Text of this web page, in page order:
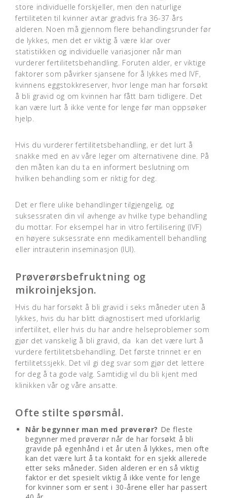
store individuelle forskjeller, men den naturlige
fertiliteten til kvinner avtar gradvis fra 36-37 års
alderen. Noen må gjennom flere behandlingsrunder før
de lykkes, men det er viktig å være klar over
statistikken og individuelle variasjoner når man
vurderer fertilitetsbehandling. Foruten alder, er viktige
faktorer som påvirker sjansene for å lykkes med IVF,
kvinnens eggstokkreserver, hvor lenge man har forsøkt
å bli gravid og om kvinnen har fått barn tidligere. Det
kan være lurt å ikke vente for lenge før man oppsøker
hjelp.
Hvis du vurderer fertilitetsbehandling, er det lurt å
snakke med en av våre leger om alternativene dine. På
den måten kan du ta en informert beslutning om
hvilken behandling som er riktig for deg.
Det er flere ulike behandlinger tilgjengelig, og
suksessraten din vil avhenge av hvilke type behandling
du mottar. For eksempel har in vitro fertilisering (IVF)
en høyere suksessrate enn medikamentell behandling
eller intrauterin inseminasjon (IUI).
Prøverørsbefruktning og
mikroinjeksjon.
Hvis du har forsøkt å bli gravid i seks måneder uten å
lykkes, hvis du har blitt diagnostisert med uforklarlig
infertilitet, eller hvis du har andre helseproblemer som
gjør det vanskelig å bli gravid, da kan det være lurt å
vurdere fertilitetsbehandling. Det første trinnet er en
fertilitetssjekk. Det vil gi deg svar som gjør det lettere
for deg å ta gode valg. Samtidig vil du bli kjent med
klinikken vår og våre ansatte.
Ofte stilte spørsmål.
Når begynner man med prøverør? De fleste
begynner med prøverør når de har forsøkt å bli
gravide på egenhånd i et år uten å lykkes, men ofte
kan det være lurt å ta kontakt for en sjekk allerede
etter seks måneder. Siden alderen er en så viktig
faktor er det spesielt viktig å ikke vente for lenge
for kvinner som er sent i 30-årene eller har passert